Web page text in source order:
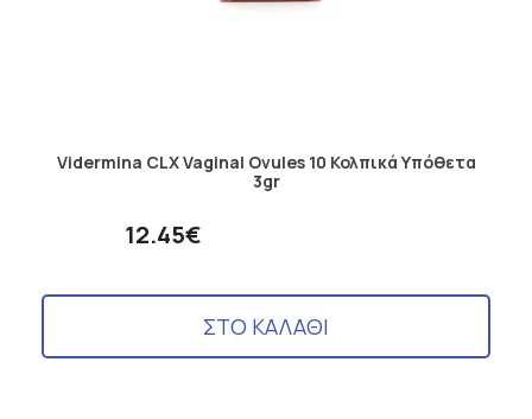
Vidermina CLX Vaginal Ovules 10 Κολπικά Υπόθετα
3gr
12.45€
ΣΤΟ ΚΑΛΑΘΙ